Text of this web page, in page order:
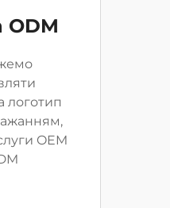
ODM
логотип
OEM